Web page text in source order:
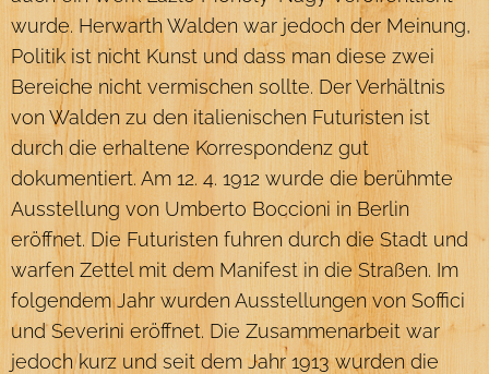
wurde. Herwarth Walden war jedoch der Meinung,
Politik ist nicht Kunst und dass man diese zwei
Bereiche nicht vermischen sollte. Der Verhältnis
von Walden zu den italienischen Futuristen ist
durch die erhaltene Korrespondenz gut
dokumentiert. Am 12. 4. 1912 wurde die berühmte
Ausstellung von Umberto Boccioni in Berlin
eröffnet. Die Futuristen fuhren durch die Stadt und
warfen Zettel mit dem Manifest in die Straßen. Im
folgendem Jahr wurden Ausstellungen von Soffici
und Severini eröffnet. Die Zusammenarbeit war
jedoch kurz und seit dem Jahr 1913 wurden die